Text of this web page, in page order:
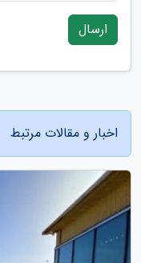
ارسال
اخبار و مقالات مرتبط